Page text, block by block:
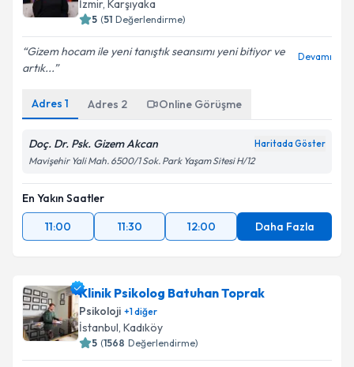
İzmir, Karşıyaka
5 (51 Değerlendirme)
Gizem hocam ile yeni tanıştık seansımı yeni bitiyor ve
artık...
Devamı
Adres 1 Adres 2 Online Görüşme
Doç. Dr. Psk. Gizem Akcan Haritada Göster
Mavişehir Yali Mah. 6500/1 Sok. Park Yaşam Sitesi H/12
En Yakın Saatler
11:00
11:30 12:00 Daha Fazla
Klinik Psikolog Batuhan Toprak
Psikoloji +1diğer
İstanbul, Kadıköy
5 (1568 Değerlendirme)